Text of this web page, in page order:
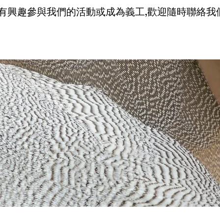
興趣參與我們的活動或成為義工,歡迎隨時聯絡我